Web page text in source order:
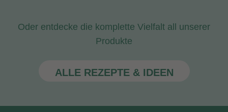
Oder entdecke die komplette Vielfalt all unserer
Produkte
ALLE REZEPTE & IDEEN